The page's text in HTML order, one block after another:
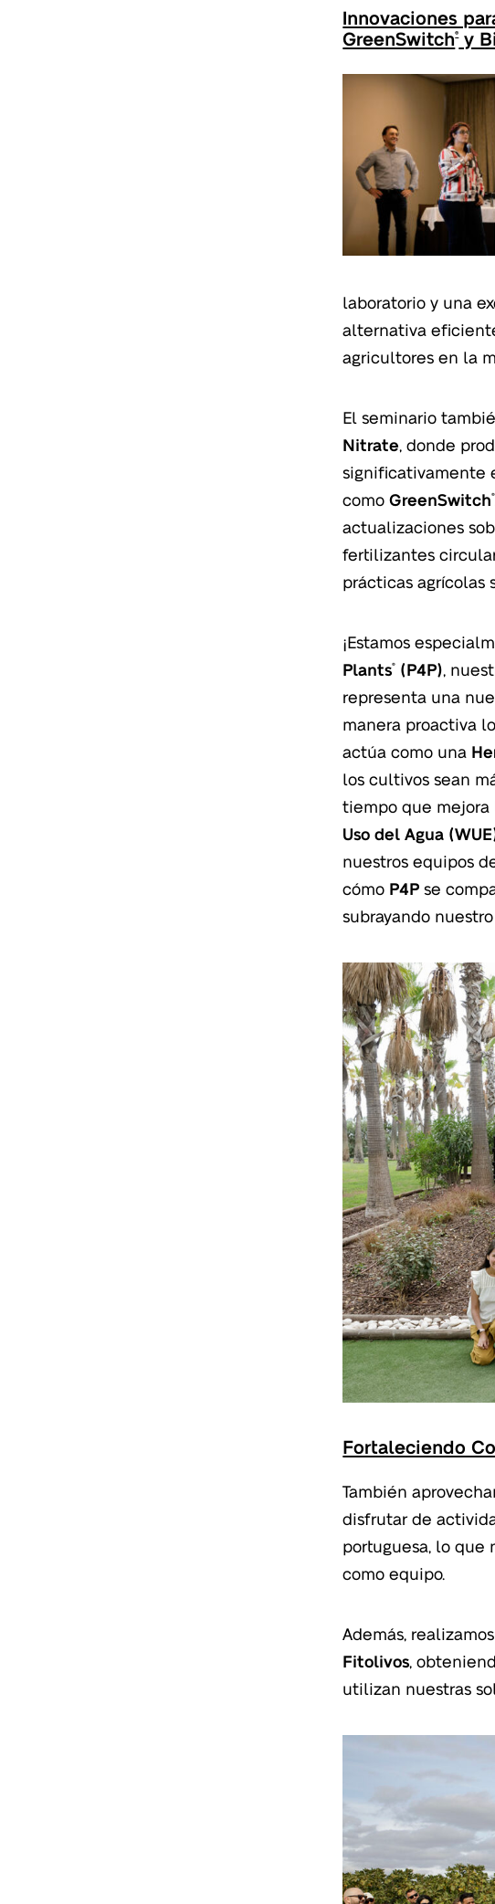
Innovaciones
GreenSwitch®y
laboratorio y una
alternativa
agricultores en la
El seminario
Nitrate , donde
significativamente
comoGreenSwitch®
actualizaciones
fertilizantes
prácticas agrícolas
¡Estamos
Plants® (P4P) ,
representa una
manera proactiva
actúa como una
los cultivos sean
tiempo que mejora
Uso del Agua
nuestros equipos
cómo P4P se
subrayando
Fortaleciendo
También
disfrutar de
portuguesa, lo que
como equipo.
Además,
Fitolivos ,
utilizan nuestras